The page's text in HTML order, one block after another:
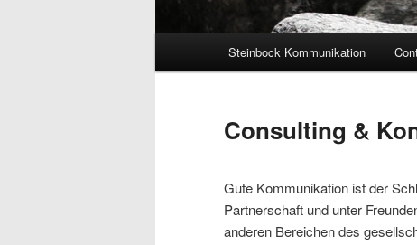
Steinbock Kommunikation
Consulting &
Gute Kommunikation ist der
Partnerschaft und unter
anderen Bereichen des